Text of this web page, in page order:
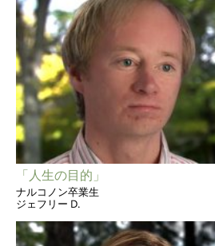
「人生の目的」
ナルコノン卒業生
ジェフリー D.